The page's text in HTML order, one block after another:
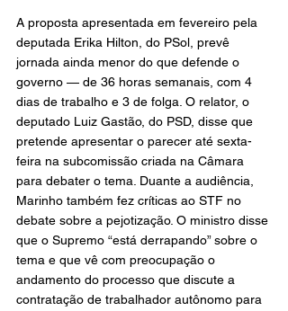
A proposta apresentada em fevereiro pela
deputada Erika Hilton, do PSol, prevê
jornada ainda menor do que defende o
governo — de 36 horas semanais, com 4
dias de trabalho e 3 de folga. O relator, o
deputado Luiz Gastão, do PSD, disse que
pretende apresentar o parecer até sexta-
feira na subcomissão criada na Câmara
para debater o tema. Duante a audiência,
Marinho também fez críticas ao STF no
debate sobre a pejotização. O ministro disse
que o Supremo “está derrapando” sobre o
tema e que vê com preocupação o
andamento do processo que discute a
contratação de trabalhador autônomo para